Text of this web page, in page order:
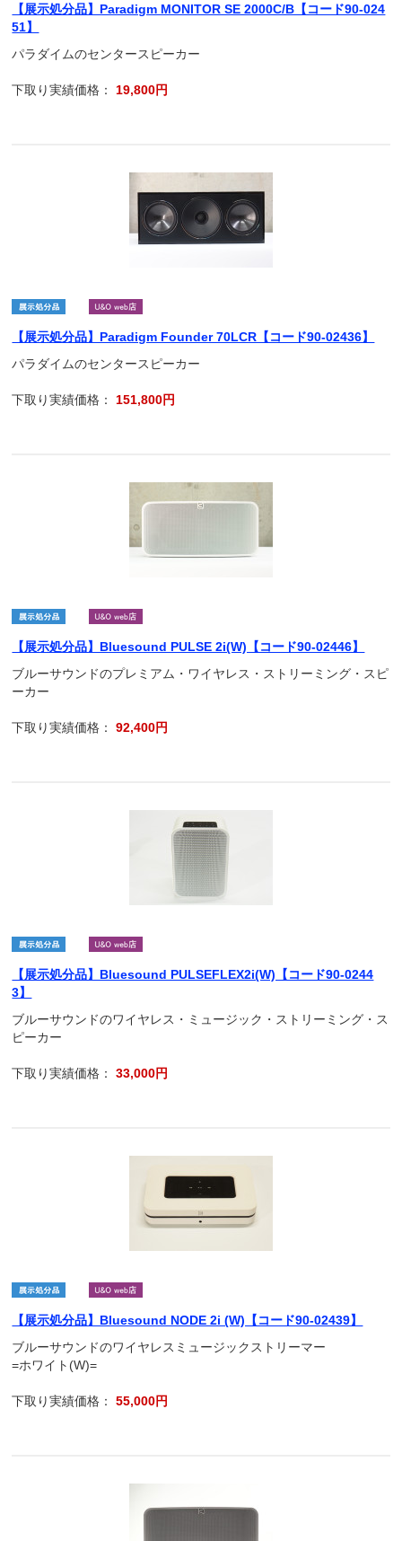
【展示処分品】Paradigm MONITOR SE 2000C/B【コード90-024
51】
パラダイムのセンタースピーカー
下取り実績価格： 19,800円
【展示処分品】Paradigm Founder 70LCR【コード90-02436】
パラダイムのセンタースピーカー
下取り実績価格： 151,800円
【展示処分品】Bluesound PULSE 2i(W)【コード90-02446】
ブルーサウンドのプレミアム・ワイヤレス・ストリーミング・スピ
ーカー
下取り実績価格：92,400円
【展示処分品】Bluesound PULSEFLEX2i(W)【コード90-0244
3】
ブルーサウンドのワイヤレス・ミュージック・ストリーミング・ス
ピーカー
下取り実績価格：33,000円
【展示処分品】Bluesound NODE 2i (W)【コード90-02439】
ブルーサウンドのワイヤレスミュージックストリーマー
=ホワイト(W)=
下取り実績価格：55,000円